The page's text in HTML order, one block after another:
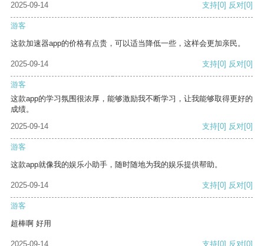
2025-09-14
支持[0] 反对[0]
游客
这款加速器app的价格有点贵，可以适当降低一些，这样会更加亲民。
2025-09-14 支持[0] 反对[0]
游客
这款app的学习氛围很浓厚，能够激励我不断学习，让我能够取得更好的
成绩。
2025-09-14
支持[0] 反对[0]
游客
这款app就像我的娱乐小助手，随时随地为我的娱乐提供帮助。
2025-09-14 支持[0] 反对[0]
游客
超棒啊 好用
2025-09-14 支持[0] 反对[0]